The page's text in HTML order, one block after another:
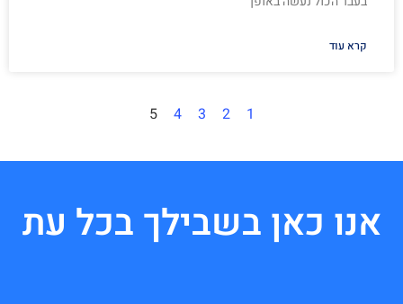
קרא עוד
1
2
3
4
5
אנו כאן בשבילך בכל עת